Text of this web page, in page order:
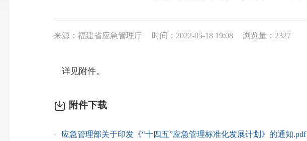
来源：福建省应急管理厅 时间：2022-05-18 19:08 浏览量：2327
详见附件。
附件下载
应急管理部关于印发《“十四五”应急管理标准化发展计划》的通知.pdf